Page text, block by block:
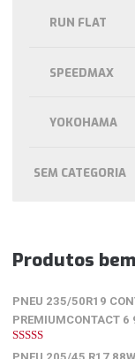
RUN FLAT
SPEEDMAX
YOKOHAMA
SEM CATEGORIA
Produtos
PNEU 235/50R19
PREMIUMCONTACT 6
5de 5